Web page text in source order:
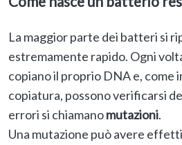
La maggior parte dei batteri si
estremamente rapido. Ogni
copiano il proprio DNA e, come
copiatura, possono verificarsi
errori si chiamanomutazioni.
Una mutazione può avere